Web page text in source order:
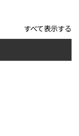
すべて表示する